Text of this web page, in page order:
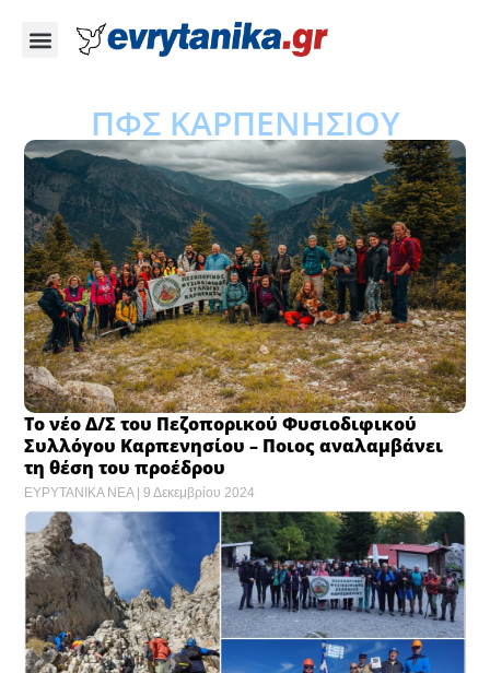
ΠΦΣ ΚΑΡΠΕΝΗΣΙΟΥ
Το νέο Δ/Σ του Πεζοπορικού Φυσιοδιφικού
Συλλόγου Καρπενησίου – Ποιος αναλαμβάνει
τη θέση του προέδρου
ΕΥΡΥΤΑΝΙΚΑ ΝΕΑ 9 Δεκεμβρίου 2024